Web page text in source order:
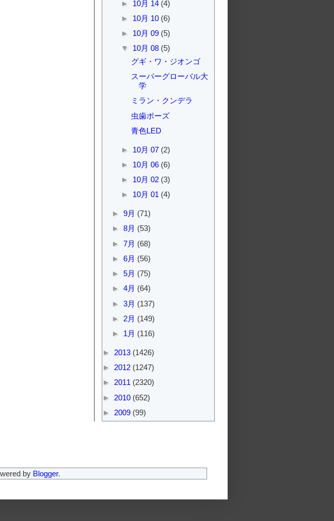
► 10月 14 (4)
► 10月 10 (6)
► 10月 09 (5)
▼ 10月 08 (5)
グギ・ワ・ジオンゴ
スーパーグローバル大
学
ミラン・クンデラ
虫歯ポーズ
青色LED
► 10月 07 (2)
► 10月 06 (6)
► 10月 02 (3)
► 10月 01 (4)
► 9月 (71)
► 8月 (53)
► 7月 (68)
► 6月 (56)
► 5月 (75)
► 4月 (64)
► 3月 (137)
► 2月 (149)
► 1月 (116)
► 2013 (1426)
► 2012 (1247)
► 2011 (2320)
► 2010 (652)
► 2009 (99)
by Blogger.